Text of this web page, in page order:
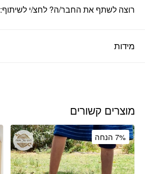
מידות
רוצה לשתף את החבר/ה? לחצ/י לשיתוף:
מוצרים קשורים
7% הנחה